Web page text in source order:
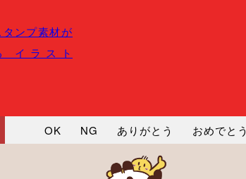
OK NG ありがとう おめでとう
向かってます
じー